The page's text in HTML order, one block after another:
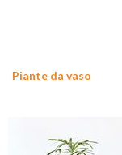
Piante da vaso